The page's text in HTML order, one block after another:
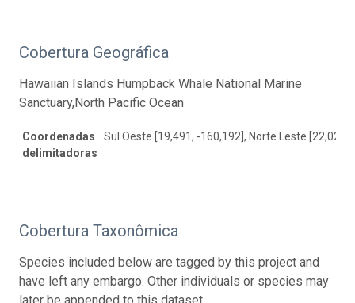
Cobertura Geográfica
Hawaiian Islands Humpback Whale National Marine
Sanctuary,North Pacific Ocean
Coordenadas
delimitadoras
Sul Oeste [19,491, -160,192], Norte Leste [22,029,
Cobertura Taxonômica
Species included below are tagged by this project and
have left any embargo. Other individuals or species may